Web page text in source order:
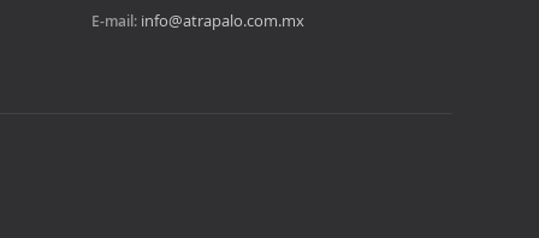
E-mail: info@atrapalo.com.mx